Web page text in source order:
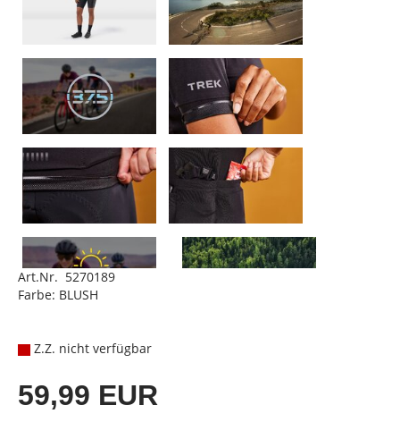
Art.Nr. 5270189
Farbe: BLUSH
Z.Z. nicht verfügbar
59,99 EUR